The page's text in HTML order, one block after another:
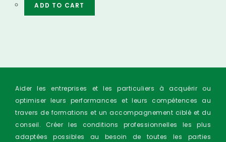
ADD TO CART
Aider les entreprises et les particuliers à acquérir ou
optimiser leurs performances et leurs compétences au
travers de formations et un accompagnement ciblé et du
conseil. Créer les conditions professionnelles les plus
adaptées possibles au besoin de toutes les parties